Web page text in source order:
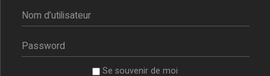
Se souvenir de moi